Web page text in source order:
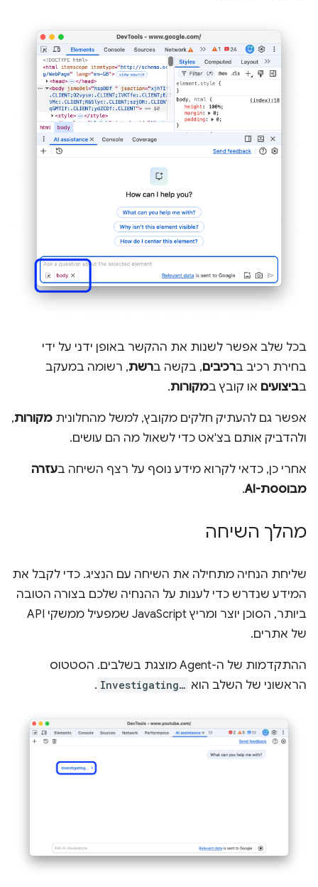
בכל שלב אפשר לשנות את ההקשר באופן ידני על ידי
בחירת רכיב ברכיבים, בקשה ברשת, רשומה במעקב
בביצועים או קובץ במקורות.
אפשר גם להעתיק חלקים מקובץ, למשל מהחלונית מקורות,
ולהדביק אותם בצ'אט כדי לשאול מה הם עושים.
אחרי כן, כדאי לקרוא מידע נוסף על רצף השיחה בעזרה
מבוססת-AI
.
מהלך השיחה
שליחת הנחיה מתחילה את השיחה עם הנציג. כדי לקבל את
המידע שנדרש כדי לענות על ההנחיה שלכם בצורה הטובה
ביותר, הסוכן יוצר ומריץ JavaScript שמפעיל ממשקי API
של אתרים.
ההתקדמות של ה-Agent מוצגת בשלבים. הסטטוס
הראשוני של השלב הוא Investigating…
.